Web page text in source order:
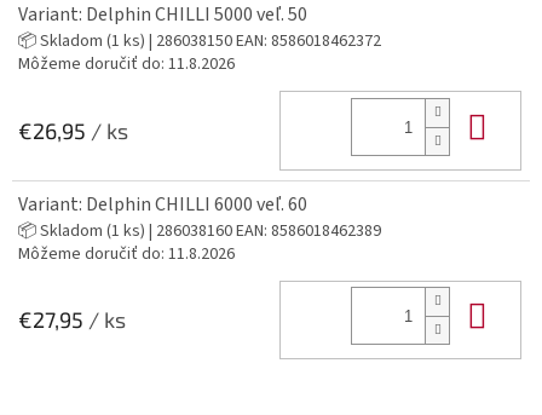
Variant: Delphin CHILLI 5000 veľ. 50
📦 Skladom (1 ks) | 286038150EAN: 8586018462372
Môžeme doručiť do: 11.8.2026
€26,95 / ks
Variant: Delphin CHILLI 6000 veľ. 60
📦 Skladom (1 ks) | 286038160EAN: 8586018462389
Môžeme doručiť do: 11.8.2026
€27,95 / ks